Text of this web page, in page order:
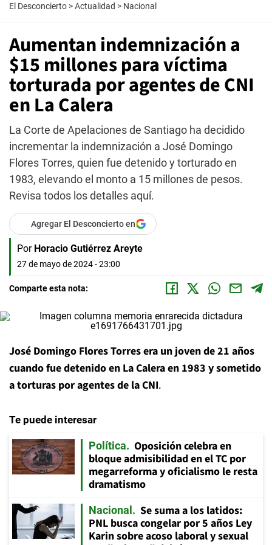
El Desconcierto >Actualidad > Nacional
Aumentan indemnización a
$15 millones para víctima
torturada por agentes de CNI
en La Calera
La Corte de Apelaciones de Santiago ha decidido
incrementar la indemnización a José Domingo
Flores Torres, quien fue detenido y torturado en
1983, elevando el monto a 15 millones de pesos.
Revisa todos los detalles aquí.
Agregar El Desconcierto en
Por Horacio Gutiérrez Areyte
27 de mayo de 2024 - 23:00
Comparte esta nota:
José Domingo Flores Torres era un joven de 21 años
cuando fue detenido en La Calera en 1983 y sometido
a torturas por agentes de la CNI.
Te puede interesar
Política
Oposición celebra en
bloque admisibilidad en el TC por
megarreforma y oficialismo le resta
dramatismo
Nacional
Se suma a los latidos:
PNL busca congelar por 5 años Ley
Karin sobre acoso laboral y sexual